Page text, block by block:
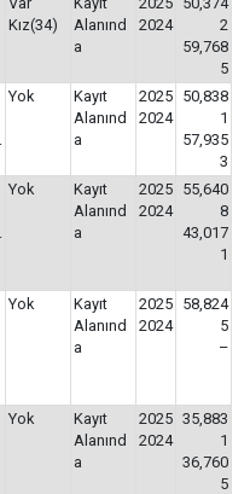
Kız(34)
Alanınd
a
2024
2
59,768
5
Yok
Kayıt
Alanınd
a
2025
2024
50,838
1
57,935
3
Yok
Kayıt
Alanınd
a
2025
2024
55,640
8
43,017
1
Yok
Kayıt
Alanınd
a
2025
2024
58,824
5
–
Yok
Kayıt
Alanınd
a
2025
2024
35,883
1
36,760
5